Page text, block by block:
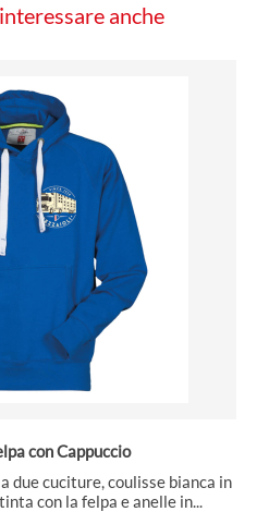
anche
con Cappuccio
due cuciture, coulisse bianca in
con la felpa e anelle in...